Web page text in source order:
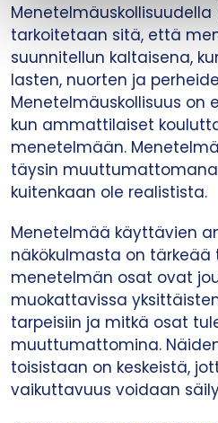
tarkoitetaan sitä, että
suunnitellun kaltaisena,
lasten, nuorten ja
Menetelmäuskollisuus on
kun ammattilaiset
menetelmään.
täysin muuttumattomana
kuitenkaan ole realistista.
Menetelmää käyttävien
näkökulmasta on tärkeää
menetelmän osat ovat
muokattavissa
tarpeisiin ja mitkä osat
muuttumattomina.
toisistaan on keskeistä,
vaikuttavuus voidaan